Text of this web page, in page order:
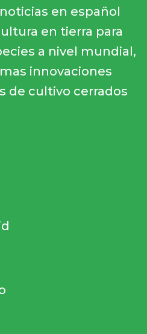
en español
en tierra para
a nivel mundial,
innovaciones
de cultivo cerrados